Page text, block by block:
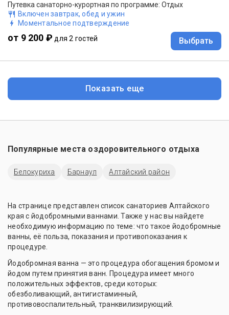
Путевка санаторно-курортная по программе: Отдых
Включен завтрак, обед и ужин
Моментальное подтверждение
от 9 200 ₽ для 2 гостей Выбрать
Показать еще
Популярные места оздоровительного отдыха
Белокуриха Барнаул Алтайский район
На странице представлен список санаториев Алтайского
края с йодобромными ваннами. Также у нас вы найдете
необходимую информацию по теме: что такое йодобромные
ванны, её польза, показания и противопоказания к
процедуре.
Йодобромная ванна — это процедура обогащения бромом и
йодом путем принятия ванн. Процедура имеет много
положительных эффектов, среди которых:
обезболивающий, антигистаминный,
противовоспалительный, транквилизирующий.